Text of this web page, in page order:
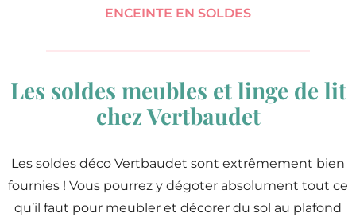
ENCEINTE EN SOLDES
Les soldes meubles et linge de lit
chez Vertbaudet
Les soldes déco Vertbaudet sont extrêmement bien
fournies ! Vous pourrez y dégoter absolument tout ce
qu’il faut pour meubler et décorer du sol au plafond